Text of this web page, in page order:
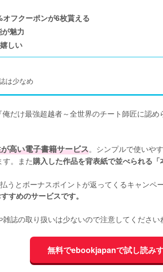
フクーポンが6枚貰える
魅力
しい
は少なめ
俺だけ最強超越者～全世界のチート師匠に認
高い電子書籍サービス。シンプルで使いや
。また購入した作品を背表紙で並べられる「
うとボーナスポイントが返ってくるキャンペ
すめのサービスです。
誌の取り扱いは少ないので注意してください
無料でebookjapanで試し読み